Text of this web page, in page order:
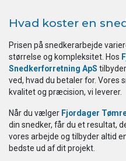
Hvad koster en
Prisen på snedkerarbejde
størrelse og kompleksitet. Hos
Snedkerforretning ApS
ved, hvad du betaler for. Vores
kvalitet og præcision, vi leverer.
Når du vælger Fjordager
din snedker, får du et resultat,
vores arbejde og tilbyder altid
bedste ud af dit projekt.